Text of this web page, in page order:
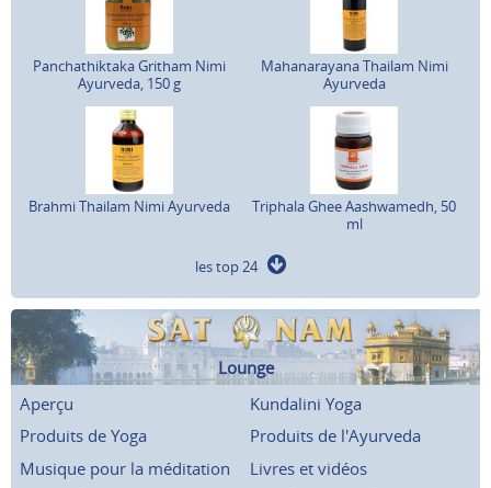
Panchathiktaka Gritham Nimi
Ayurveda, 150 g
Mahanarayana Thailam Nimi
Ayurveda
Brahmi Thailam Nimi Ayurveda
Triphala Ghee Aashwamedh, 50
ml
les top 24
Lounge
Aperçu
Kundalini Yoga
Produits de Yoga
Produits de l'Ayurveda
Musique pour la méditation
Livres et vidéos